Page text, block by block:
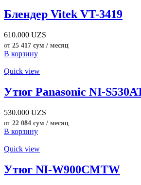
Блендер Vitek VT-3419
610.000 UZS
от 25 417 сум / месяц
В корзину
Quick view
Утюг Panasonic NI-
530.000 UZS
от 22 084 сум / месяц
В корзину
Quick view
Утюг NI-W900CMTW